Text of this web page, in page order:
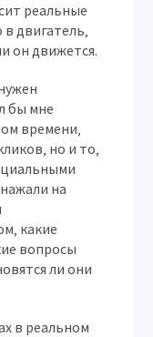
реальные
двигатель‚
он движется.
бы мне
времени‚
но и то‚
на
какие
вопросы
ли они
в реальном